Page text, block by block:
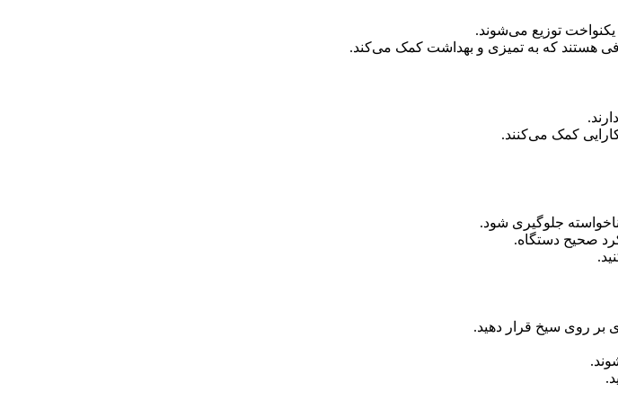
توزیع می‌شوند.
هستند که به تمیزی و بهداشت کمک می‌کند.
کمک می‌کنند.
ناخواسته جلوگیری شود.
صحیح دستگاه.
بر روی سیخ قرار دهید.